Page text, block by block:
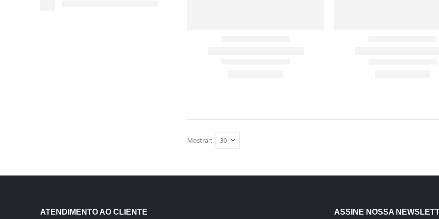
Mostrar:
ATENDIMENTO AO CLIENTE ASSINE NOSSA